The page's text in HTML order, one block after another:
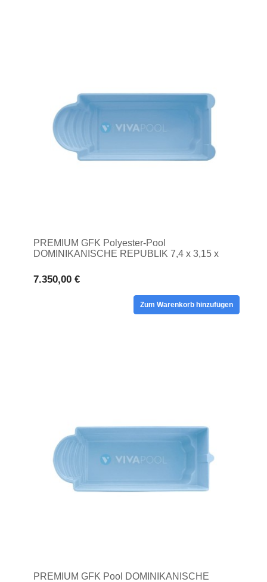
PREMIUM GFK Polyester-Pool
DOMINIKANISCHE REPUBLIK 7,4 x 3,15 x
7.350,00 €
Zum Warenkorb hinzufügen
PREMIUM GFK Pool DOMINIKANISCHE